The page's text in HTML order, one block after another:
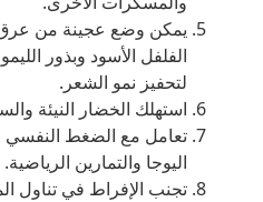
يمكن وضع عجينة من
الفلفل الأسود وبذور
لتحفيز نمو الشعر.
استهلك الخضار النيئة
تعامل مع الضغط النفسي
اليوجا والتمارين الرياضية.
تجنب الإفراط في تناول